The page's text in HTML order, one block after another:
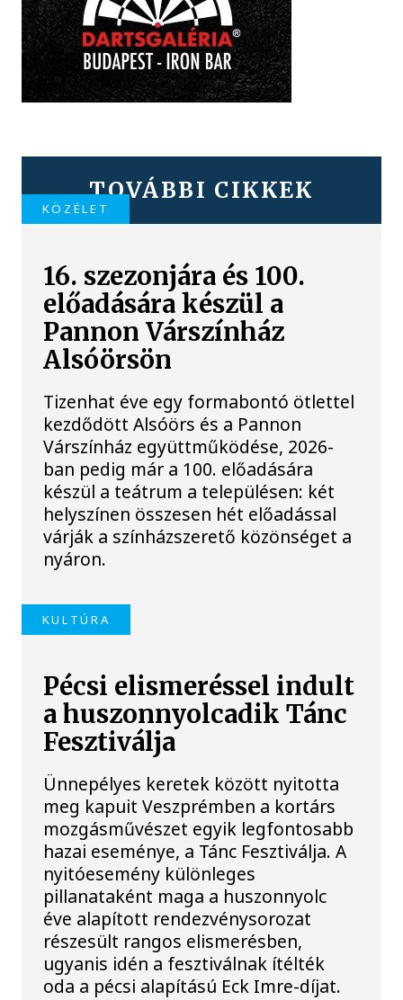
TOVÁBBI CIKKEK
KÖZÉLET
16. szezonjára és 100.
előadására készül a
Pannon Várszínház
Alsóörsön
Tizenhat éve egy formabontó ötlettel
kezdődött Alsóörs és a Pannon
Várszínház együttműködése, 2026-
ban pedig már a 100. előadására
készül a teátrum a településen: két
helyszínen összesen hét előadással
várják a színházszerető közönséget a
nyáron.
KULTÚRA
Pécsi elismeréssel indult
a huszonnyolcadik Tánc
Fesztiválja
Ünnepélyes keretek között nyitotta
meg kapuit Veszprémben a kortárs
mozgásművészet egyik legfontosabb
hazai eseménye, a Tánc Fesztiválja. A
nyitóesemény különleges
pillanataként maga a huszonnyolc
éve alapított rendezvénysorozat
részesült rangos elismerésben,
ugyanis idén a fesztiválnak ítélték
oda a pécsi alapítású Eck Imre-díjat.